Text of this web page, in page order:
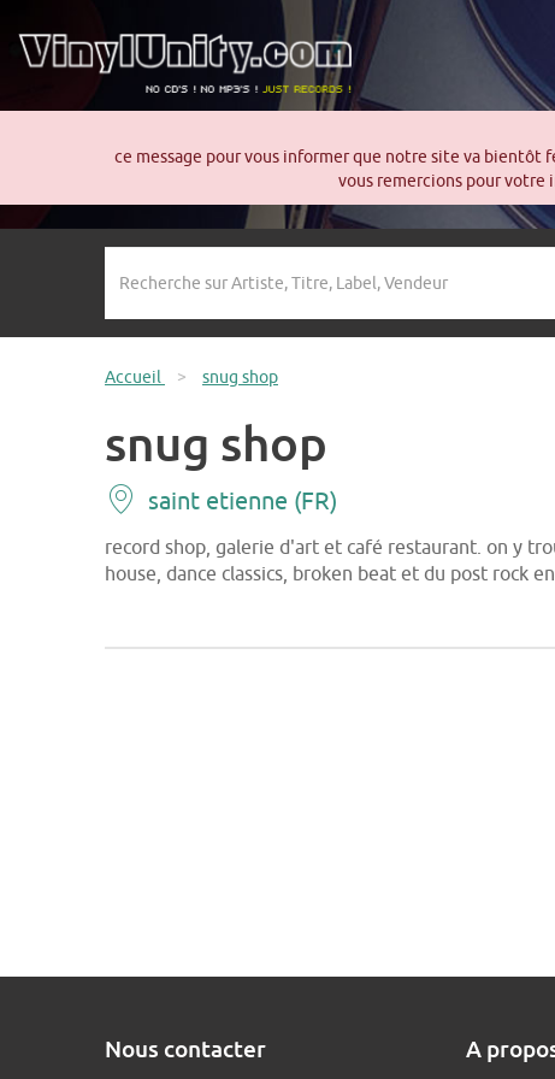
ce message pour vous informer que notre site va bientôt
vous remercions pour votre
Accueil > snug shop
snug shop
saint etienne (FR)
record shop, galerie d'art et café restaurant. on y
house, dance classics, broken beat et du post rock
Nous contacter
A